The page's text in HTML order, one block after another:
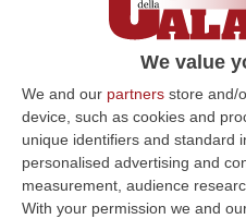
We value
We and our partners store and/
device, such as cookies and
unique identifiers and standard
personalised advertising and
measurement, audience
With your permission we and
Reggio Calabria, tre
“diplomificio”: 10
sequestri per 3
NOMI
Sequestrati immobili
Il caso del falso